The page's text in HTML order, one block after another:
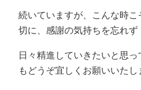
続いていますが、こんな時
切に、感謝の気持ちを忘れず
日々精進していきたいと思
もどうぞ宜しくお願いいたし